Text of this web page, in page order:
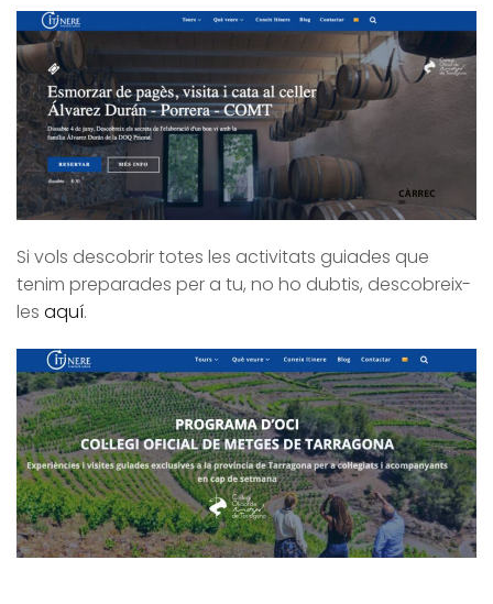
Si vols descobrir totes les activitats guiades que
tenim preparades per a tu, no ho dubtis, descobreix-
les aquí.